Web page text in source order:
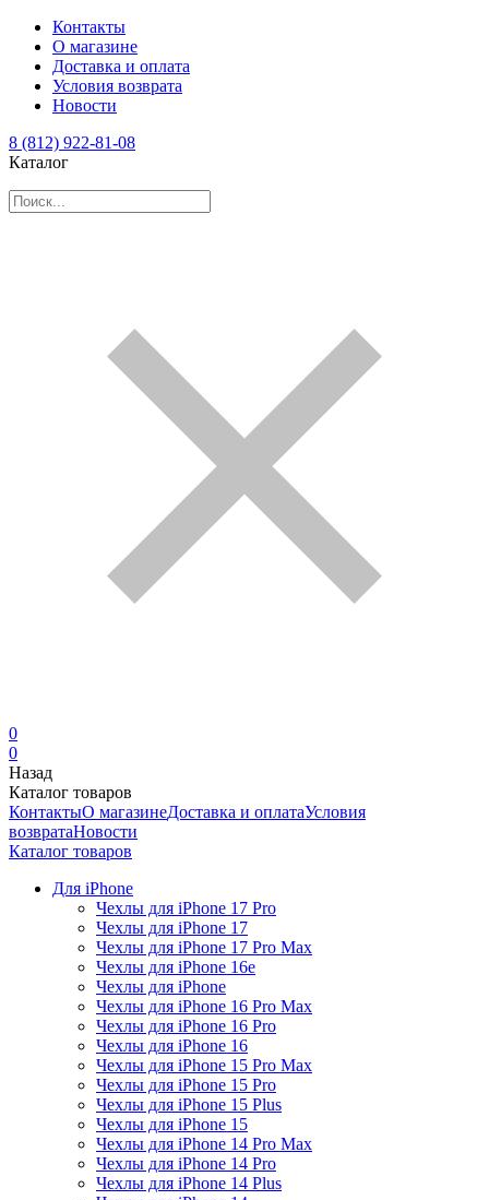
Контакты
О магазине
Доставка и оплата
Условия возврата
Новости
8 (812) 922-81-08
Каталог
0
0
Назад
Каталог товаров
КонтактыО магазинеДоставка и оплатаУсловия
возвратаНовости
Каталог товаров
Для iPhone
Чехлы для iPhone 17 Pro
Чехлы для iPhone 17
Чехлы для iPhone 17 Pro Max
Чехлы для iPhone 16e
Чехлы для iPhone
Чехлы для iPhone 16 Pro Max
Чехлы для iPhone 16 Pro
Чехлы для iPhone 16
Чехлы для iPhone 15 Pro Max
Чехлы для iPhone 15 Pro
Чехлы для iPhone 15 Plus
Чехлы для iPhone 15
Чехлы для iPhone 14 Pro Max
Чехлы для iPhone 14 Pro
Чехлы для iPhone 14 Plus